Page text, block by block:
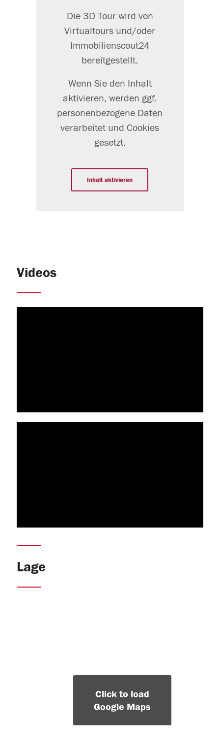
Die 3D Tour wird von
Virtualtours und/oder
Immobilienscout24
bereitgestellt.
Wenn Sie den Inhalt
aktivieren, werden ggf.
personenbezogene Daten
verarbeitet und Cookies
gesetzt.
Inhalt aktivieren
Videos
Lage
Click to load
Google Maps